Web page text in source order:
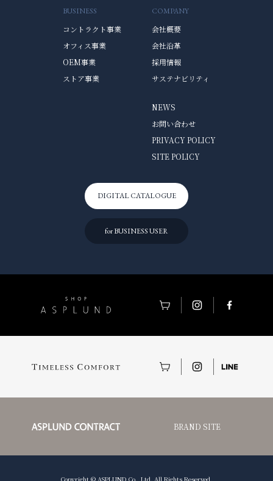
BUSINESS
コントラクト事業
オフィス事業
OEM事業
ストア事業
COMPANY
会社概要
会社沿革
採用情報
サステナビリティ
NEWS
お問い合わせ
PRIVACY POLICY
SITE POLICY
DIGITAL CATALOGUE
for BUSINESS USER
BRAND SITE
Copyright © ASPLUND Co., Ltd. All Rights Reserved.